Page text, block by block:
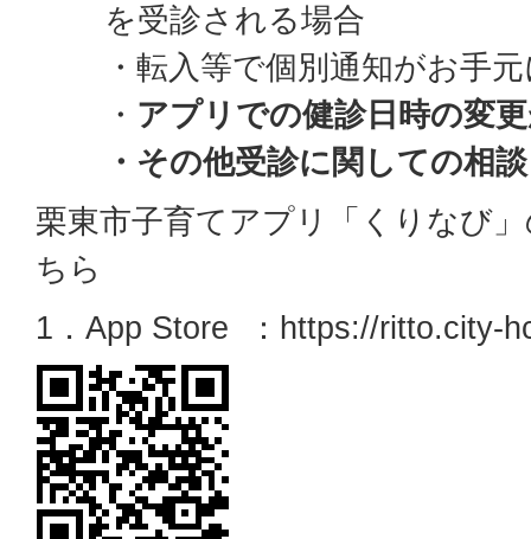
を受診される場合
・転入等で個別通知がお手
・ アプリでの健診日時の変
・その他受診に関しての相談
栗東市子育てアプリ「くりなび
ちら
1．App Store ：https://ritto.city-